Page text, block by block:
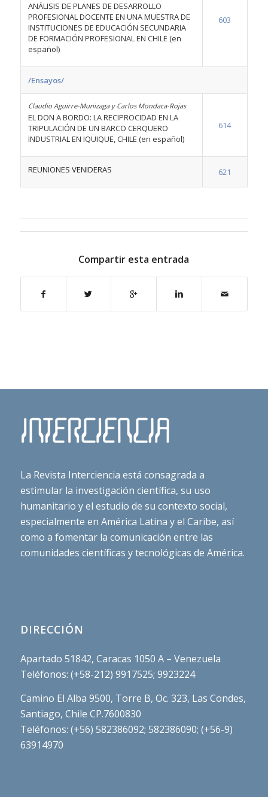
ANÁLISIS DE PLANES DE DESARROLLO
PROFESIONAL DOCENTE EN UNA MUESTRA DE
INSTITUCIONES DE EDUCACIÓN SECUNDARIA
DE FORMACIÓN PROFESIONAL EN CHILE (en
español)
603
/Ensayos/
Claudio Aguirre-Munizaga y Carlos Mondaca-Rojas
EL DON A BORDO: LA RECIPROCIDAD EN LA
TRIPULACIÓN DE UN BARCO CERQUERO
INDUSTRIAL EN IQUIQUE, CHILE (en español)
614
REUNIONES VENIDERAS 621
Compartir esta entrada
La Revista Interciencia está consagrada a
estimular la investigación científica, su uso
humanitario y el estudio de su contexto social,
especialmente en América Latina y el Caribe, así
como a fomentar la comunicación entre las
comunidades científicas y tecnológicas de América.
DIRECCIÓN
Apartado 51842, Caracas 1050 A – Venezuela
Teléfonos: (+58-212) 9917525; 9923224
Camino El Alba 9500, Torre B, Oc. 323, Las Condes,
Santiago, Chile CP.7600830
Teléfonos: (+56) 582386092; 582386090; (+56-9)
63914970